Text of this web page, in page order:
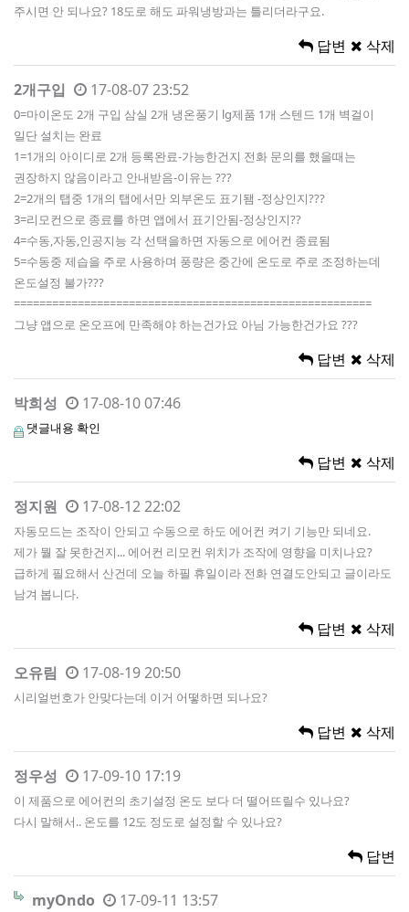
주시면 안 되나요? 18도로 해도 파워냉방과는 틀리더라구요.
답변 삭제
2개구입 17-08-07 23:52
0=마이온도 2개 구입 삼실 2개 냉온풍기 lg제품 1개 스텐드 1개 벽걸이
일단 설치는 완료
1=1개의 아이디로 2개 등록완료-가능한건지 전화 문의를 했을때는
권장하지 않음이라고 안내받음-이유는 ???
2=2개의 탭중 1개의 탭에서만 외부온도 표기됌 -정상인지???
3=리모컨으로 종료를 하면 앱에서 표기안됨-정상인지??
4=수동,자동,인공지능 각 선택을하면 자동으로 에어컨 종료됨
5=수동중 제습을 주로 사용하며 풍량은 중간에 온도로 주로 조정하는데
온도설정 불가???
========================================================
그냥 앱으로 온오프에 만족해야 하는건가요 아님 가능한건가요 ???
답변 삭제
박희성 17-08-10 07:46
댓글내용 확인
답변 삭제
정지원 17-08-12 22:02
자동모드는 조작이 안되고 수동으로 하도 에어컨 켜기 기능만 되네요.
제가 뭘 잘 못한건지... 에어컨 리모컨 위치가 조작에 영향을 미치나요?
급하게 필요해서 산건데 오늘 하필 휴일이라 전화 연결도안되고 글이라도
남겨 봅니다.
답변 삭제
오유림 17-08-19 20:50
시리얼번호가 안맞다는데 이거 어떻하면 되나요?
답변 삭제
정우성 17-09-10 17:19
이 제품으로 에어컨의 초기설정 온도 보다 더 떨어뜨릴수 있나요?
다시 말해서.. 온도를 12도 정도로 설정할 수 있나요?
답변
myOndo 17-09-11 13:57